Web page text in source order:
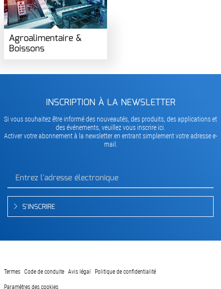
Agroalimentaire &
Boissons
INSCRIPTION À LA NEWSLETTER
Si vous souhaitez être informé des nouveautés, des produits, des applications et
des événements, veuillez vous inscrire ici.
Activer votre abonnement à la newsletter en entrant simplement votre adresse e-
mail.
S'INSCRIRE
Termes Code de conduite Avis légal Politique de confidentialité
Paramètres des cookies